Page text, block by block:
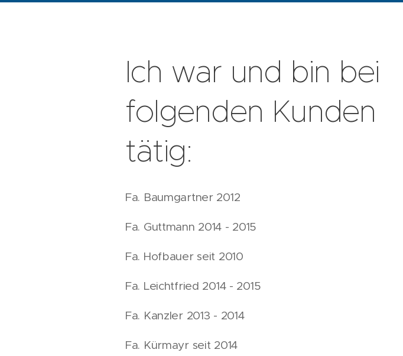
Ich war und bin bei
folgenden Kunden
tätig:
Fa. Baumgartner 2012
Fa. Guttmann 2014 - 2015
Fa. Hofbauer seit 2010
Fa. Leichtfried 2014 - 2015
Fa. Kanzler 2013 - 2014
Fa. Kürmayr seit 2014